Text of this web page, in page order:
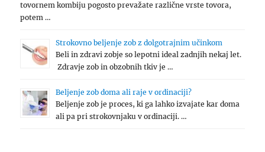
tovornem kombiju pogosto prevažate različne vrste tovora,
potem …
Strokovno beljenje zob z dolgotrajnim učinkom
Beli in zdravi zobje so lepotni ideal zadnjih nekaj let.
Zdravje zob in obzobnih tkiv je …
Beljenje zob doma ali raje v ordinaciji?
Beljenje zob je proces, ki ga lahko izvajate kar doma
ali pa pri strokovnjaku v ordinaciji. …